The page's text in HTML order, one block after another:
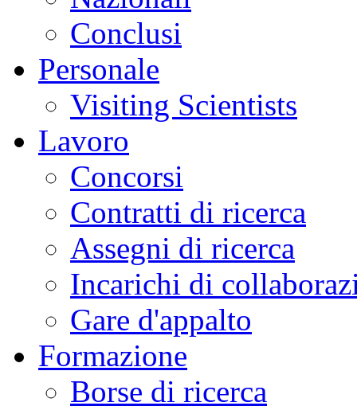
Conclusi
Personale
Visiting Scientists
Lavoro
Concorsi
Contratti di ricerca
Assegni di ricerca
Incarichi di
Gare d'appalto
Formazione
Borse di ricerca